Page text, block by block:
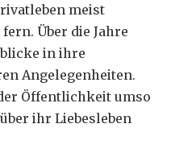
meist
Über die Jahre
in ihre
Angelegenheiten.
Öffentlichkeit umso
ihr Liebesleben